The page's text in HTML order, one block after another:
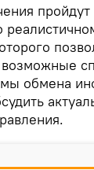
пройдут
возможные
обмена